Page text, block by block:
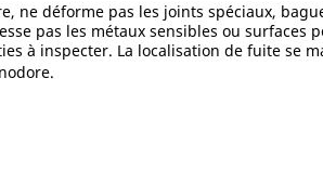
ne déforme pas les joints spéciaux,
pas les métaux sensibles ou surfaces
à inspecter. La localisation de fuite se